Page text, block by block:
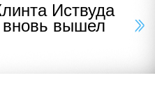
Иствуда
вновь вышел